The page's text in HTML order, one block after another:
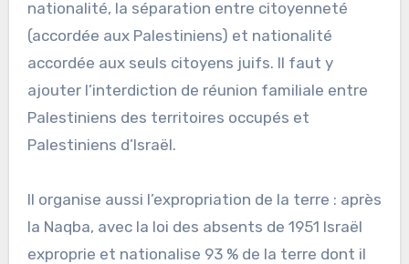
nationalité, la séparation entre citoyenneté
(accordée aux Palestiniens) et nationalité
accordée aux seuls citoyens juifs. Il faut y
ajouter l’interdiction de réunion familiale entre
Palestiniens des territoires occupés et
Palestiniens d’Israël.
Il organise aussi l’expropriation de la terre : après
la Naqba, avec la loi des absents de 1951 Israël
exproprie et nationalise 93 % de la terre dont il